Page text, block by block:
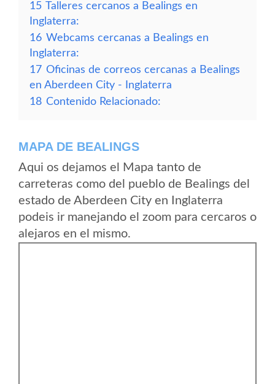
15 Talleres cercanos a Bealings en
Inglaterra:
16 Webcams cercanas a Bealings en
Inglaterra:
17 Oficinas de correos cercanas a Bealings
en Aberdeen City - Inglaterra
18 Contenido Relacionado:
MAPA DE BEALINGS
Aqui os dejamos el Mapa tanto de
carreteras como del pueblo de Bealings del
estado de Aberdeen City en Inglaterra
podeis ir manejando el zoom para cercaros o
alejaros en el mismo.